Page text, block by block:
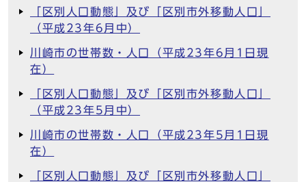
「区別人口動態」及び「区別市外移動人口」
（平成23年6月中）
川崎市の世帯数・人口（平成23年6月1日現
在）
「区別人口動態」及び「区別市外移動人口」
（平成23年5月中）
川崎市の世帯数・人口（平成23年5月1日現
在）
「区別人口動態」及び「区別市外移動人口」